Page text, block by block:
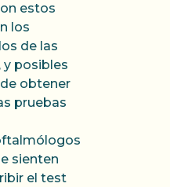
estos
los
de las
y posibles
obtener
pruebas
sienten
el test